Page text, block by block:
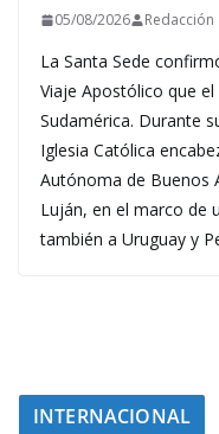
05/08/2026 Redacción
La Santa Sede
Viaje Apostólico que
Sudamérica. Durante
Iglesia Católica
Autónoma de Buenos
Luján, en el marco de
también a Uruguay y
INTERNACIONAL